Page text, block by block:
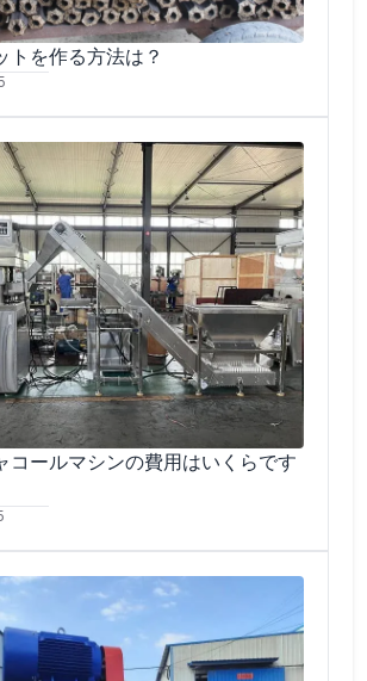
トを作る方法は？
コールマシンの費用はいくらです